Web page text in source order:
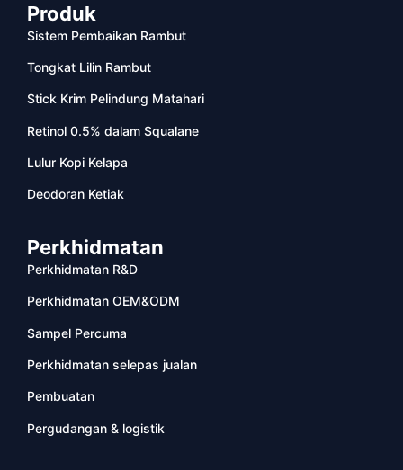
Produk
Sistem Pembaikan Rambut
Tongkat Lilin Rambut
Stick Krim Pelindung Matahari
Retinol 0.5% dalam Squalane
Lulur Kopi Kelapa
Deodoran Ketiak
Perkhidmatan
Perkhidmatan R&D
Perkhidmatan OEM&ODM
Sampel Percuma
Perkhidmatan selepas jualan
Pembuatan
Pergudangan & logistik